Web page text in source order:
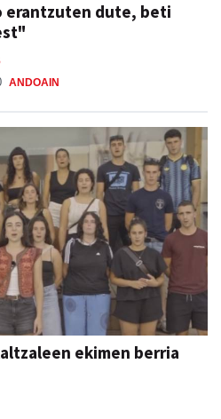
erantzuten dute, beti
ANDOAIN
ekimen berria